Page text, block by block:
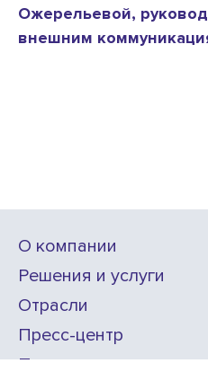
Ожерельевой,
внешним
О компании
Решения и услуги
Отрасли
Пресс-центр
Проекты